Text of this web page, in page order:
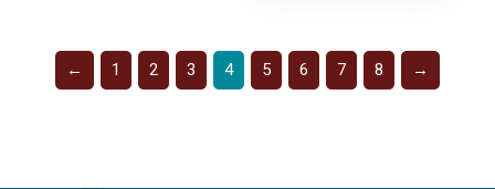
← 1 2 3 4 5 6 7 8 →